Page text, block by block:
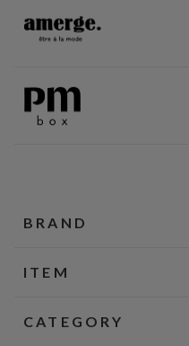
BRAND
ITEM
CATEGORY